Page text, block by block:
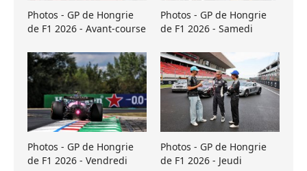
Photos - GP de Hongrie
de F1 2026 - Avant-course
Photos - GP de Hongrie
de F1 2026 - Samedi
Photos - GP de Hongrie
de F1 2026 - Vendredi
Photos - GP de Hongrie
de F1 2026 - Jeudi